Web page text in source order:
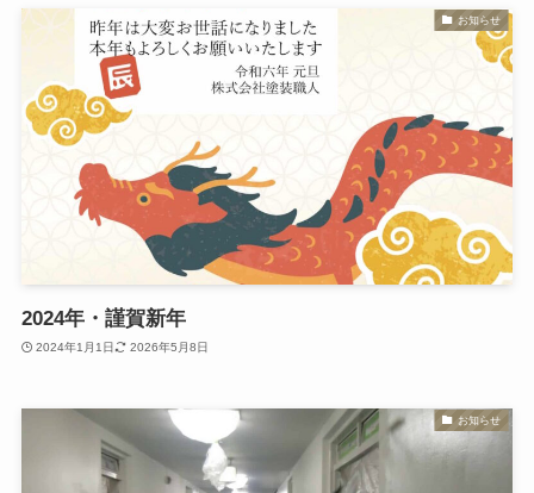
お知らせ
2024年・謹賀新年
2024年1月1日 2026年5月8日
お知らせ